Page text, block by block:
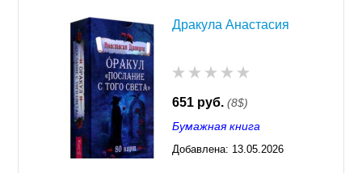
Дракула Анастасия
651 руб. (8$)
Бумажная книга
Добавлена: 13.05.2026